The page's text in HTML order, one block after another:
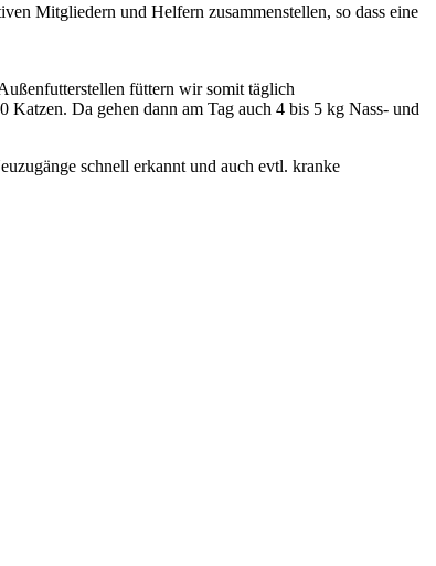
Mitgliedern und Helfern zusammenstellen, so dass eine
füttern wir somit täglich
Da gehen dann am Tag auch 4 bis 5 kg Nass- und
schnell erkannt und auch evtl. kranke